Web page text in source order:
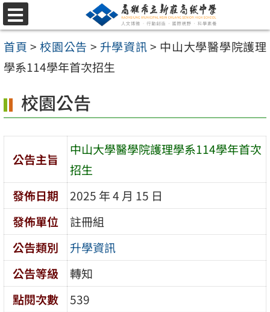
跳
至
主
要
容
區
選
單
首頁 > 校園公告 > 升學資訊> 中山大學醫學院護理
學系114學年首次招生
校園公告
公告主旨
中山大學醫學院護理學系114學年首次
招生
發佈日期
2025 年 4 月 15 日
發佈單位
註冊組
公告類別
升學資訊
公告等級
轉知
點閱次數
539